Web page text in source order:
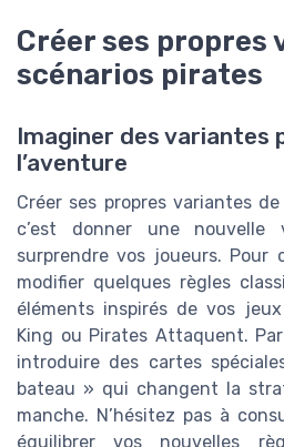
Créer ses propres
scénarios pirates
Imaginer des variantes
l’aventure
Créer ses propres variantes
c’est donner une
surprendre vos joueurs.
modifier quelques règles
éléments inspirés de vos jeux
King ou Pirates Attaquent.
introduire des cartes
bateau » qui changent la
manche. N’hésitez pas à
équilibrer vos nouvelles